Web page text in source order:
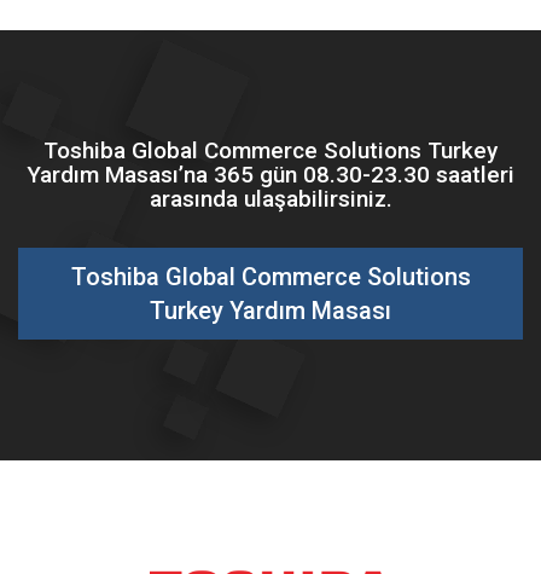
Toshiba Global Commerce Solutions Turkey
Yardım Masası’na 365 gün 08.30-23.30 saatleri
arasında ulaşabilirsiniz.
Toshiba Global Commerce Solutions
Turkey Yardım Masası